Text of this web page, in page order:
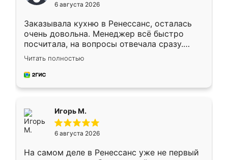
6 августа 2026
Заказывала кухню в Ренессанс, осталась
очень довольна. Менеджер всё быстро
посчитала, на вопросы отвечала сразу.
Замерщик приехал в субботу, подошёл к
делу со всей ответственностью. Собрали
за день, ребята работали аккуратно, даже
Читать полностью
Игорь М.
6 августа 2026
На самом деле в Ренессанс уже не первый